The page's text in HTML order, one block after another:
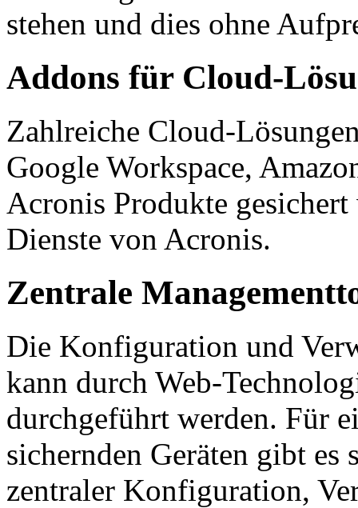
stehen und dies ohne
Addons für Cloud-
Zahlreiche Cloud-
Google Workspace,
Acronis Produkte
Dienste von Acronis.
Zentrale
Die Konfiguration und
kann durch Web-­
durchgeführt werden. Für
sichernden Geräten gibt
zentraler Konfiguration,